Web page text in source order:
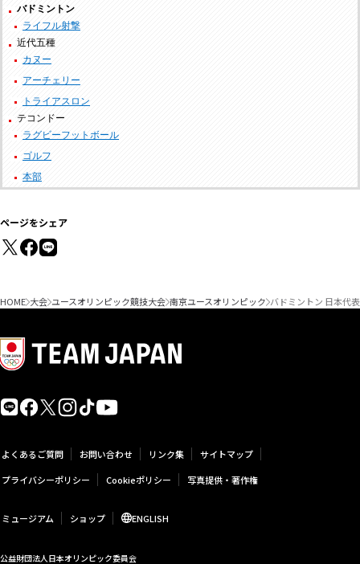
バドミントン
ライフル射撃
近代五種
カヌー
アーチェリー
トライアスロン
テコンドー
ラグビーフットボール
ゴルフ
本部
ページをシェア
HOME 大会 ユースオリンピック競技大会 南京ユースオリンピック バドミントン 日本代
よくあるご質問 お問い合わせ リンク集
サイトマップ
プライバシーポリシー
Cookieポリシー 写真提供・著作権
ミュージアム ショップ ENGLISH
公益財団法人日本オリンピック委員会